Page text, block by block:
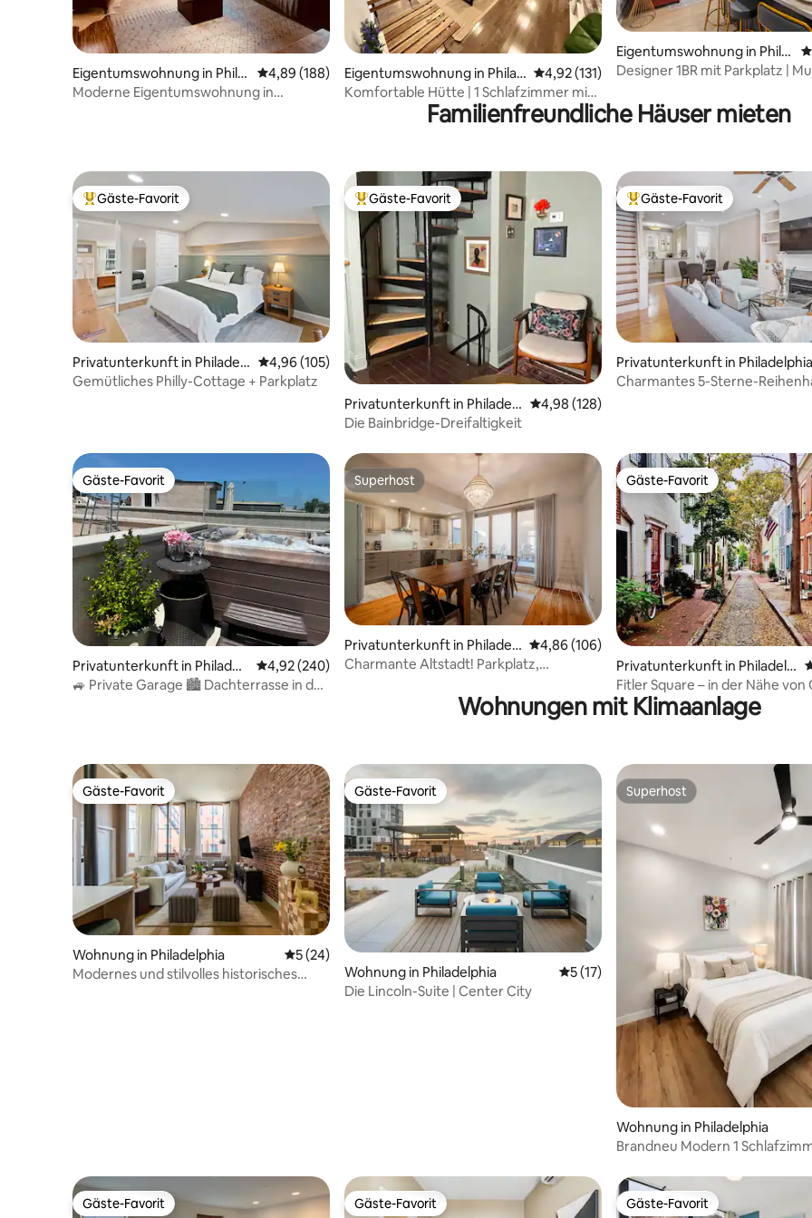
Eigentumswohnung in Phila
delphia
Durchschnittliche Bewertung: 4,89 von 5, 188 Bewertungen
4,89 (188)
Moderne Eigentumswohnung in
Eigentumswohnung in Philad
elphia
Durchschnittliche Bewertung: 4,92 von 5,
4,92 (131)
Komfortable Hütte | 1 Schlafzimmer mit
Stadtblick im Stadtzentrum
Eigentumswohnung in Phila
delphia
Designer 1BR mit Parkplatz |
Familienfreundliche Häuser mieten
Beliebter Gäste-Favorit.
Gäste-Favorit
Privatunterkunft in Philadelp
hia
Durchschnittliche Bewertung: 4,96 von 5, 105 Bewertungen
4,96 (105)
Gemütliches Philly-Cottage + Parkplatz
Beliebter Gäste-Favorit.
Gäste-Favorit
Privatunterkunft in Philadelp
hia
Durchschnittliche Bewertung: 4,98 von 5,
4,98 (128)
Die Bainbridge-Dreifaltigkeit
Beliebter Gäste-Favorit.
Gäste-Favorit
Privatunterkunft in Philadelphia
Charmantes 5-Sterne-
Gäste-Favorit
Gäste-Favorit
Privatunterkunft in Philadel
phia
Durchschnittliche Bewertung: 4,92 von 5, 240 Bewertungen
4,92 (240)
🚙 Private Garage 🏙 Dachterrasse in der
Superhost
Superhost
Privatunterkunft in Philadel
phia
Durchschnittliche Bewertung: 4,86 von 5,
4,86 (106)
Charmante Altstadt! Parkplatz,
Gäste-Favorit
Gäste-Favorit
Privatunterkunft in Philadelp
hia
Fitler Square – in der Nähe von
UPenn!
Wohnungen mit Klimaanlage
Gäste-Favorit
Gäste-Favorit
Wohnung in Philadelphia Durchschnittliche Bewertung: 5 von 5, 24 Bewertungen
5 (24)
Modernes und stilvolles historisches
Gäste-Favorit
Gäste-Favorit
Wohnung in Philadelphia Durchschnittliche Bewertung: 5 von 5,
5 (17)
Die Lincoln-Suite | Center City
Superhost
Superhost
Wohnung in Philadelphia
Brandneu Modern 1
Gäste-Favorit
Gäste-Favorit Gäste-Favorit
Gäste-Favorit Gäste-Favorit
Gäste-Favorit